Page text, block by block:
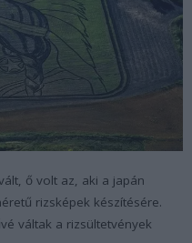
ő volt az, aki a japán
rizsképek készítésére.
váltak a rizsültetvények